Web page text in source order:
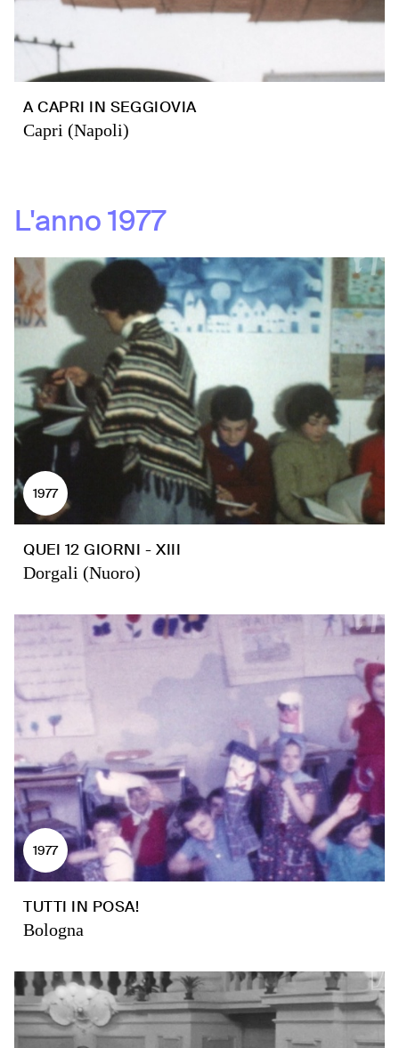
A CAPRI IN SEGGIOVIA
Capri (Napoli)
L'anno1977
1977
QUEI 12 GIORNI - XIII
Dorgali (Nuoro)
1977
TUTTI IN POSA!
Bologna